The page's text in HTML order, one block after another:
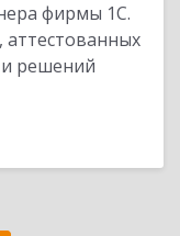
фирмы 1С.
аттестованных
решений